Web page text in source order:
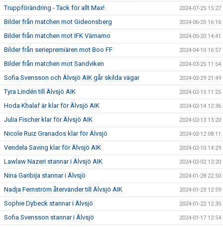
Truppförändring - Tack för allt Max! 2024-07-25 15:27
Bilder från matchen mot Gideonsberg 2024-06-20 16:16
Bilder från matchen mot IFK Värnamo 2024-05-20 14:41
Bilder från seriepremiären mot Boo FF 2024-04-10 16:57
Bilder från matchen mot Sandviken 2024-03-25 11:54
Sofia Svensson och Älvsjö AIK går skilda vägar 2024-02-29 21:49
Tyra Lindén till Älvsjö AIK 2024-02-15 11:25
Hoda Khalaf är klar för Älvsjö AIK 2024-02-14 12:36
Julia Fischer klar för Älvsjö AIK 2024-02-13 13:20
Nicole Ruiz Granados klar för Älvsjö 2024-02-12 08:11
Vendela Saving klar för Älvsjö AIK 2024-02-10 14:29
Lawlaw Nazeri stannar i Älvsjö AIK 2024-02-02 13:20
Nina Garibija stannar i Älvsjö 2024-01-28 22:50
Nadja Fernström återvänder till Älvsjö AIK 2024-01-23 12:59
Sophie Dybeck stannar i Älvsjö 2024-01-22 12:35
Sofia Svensson stannar i Älvsjö 2024-01-17 12:54